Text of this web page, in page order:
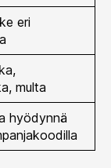
eri
multa
hyödynnä